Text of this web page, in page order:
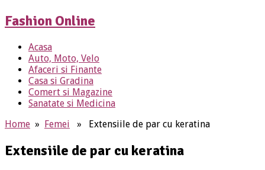
Fashion Online
Acasa
Auto, Moto, Velo
Afaceri si Finante
Casa si Gradina
Comert si Magazine
Sanatate si Medicina
Home » Femei » Extensiile de par cu keratina
Extensiile de par cu keratina